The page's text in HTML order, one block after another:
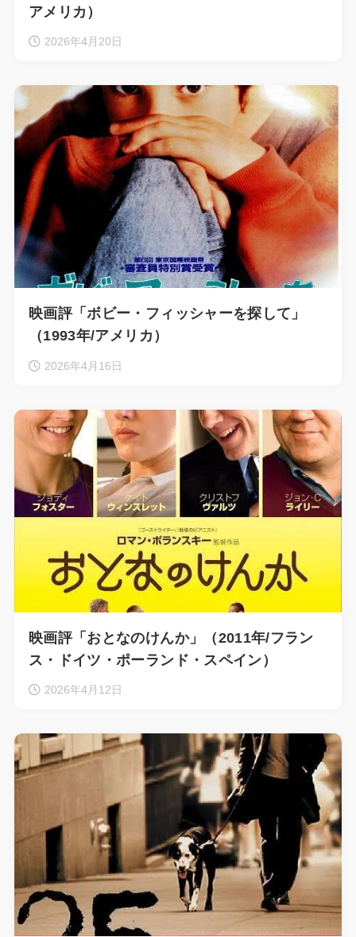
アメリカ）
2026年4月20日
映画評「ボビー・フィッシャーを探して」
（1993年/アメリカ）
2026年4月16日
映画評「おとなのけんか」（2011年/フラン
ス・ドイツ・ポーランド・スペイン）
2026年4月12日